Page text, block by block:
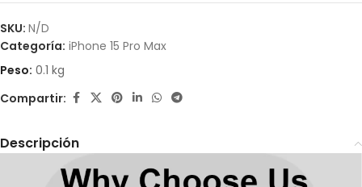
SKU: N/D
Categoría: iPhone 15 Pro Max
Peso: 0.1 kg
Compartir:
Descripción